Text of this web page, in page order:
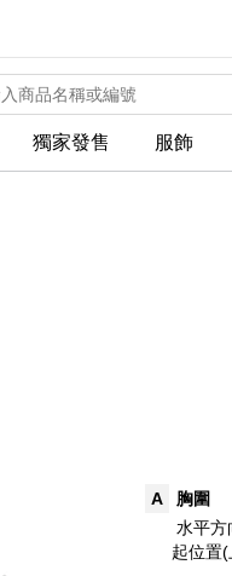
獨家發售 服飾
A
胸圍
水平方
起位置(